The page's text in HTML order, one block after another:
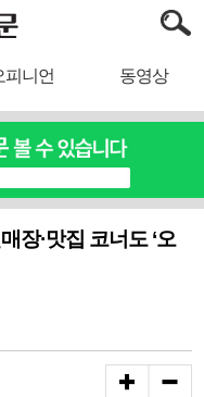
피니언 동영상
장·맛집 코너도 ‘오